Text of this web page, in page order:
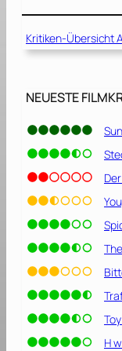
d
[
0
1
]
Kritiken-Übersicht
NEUESTE
H